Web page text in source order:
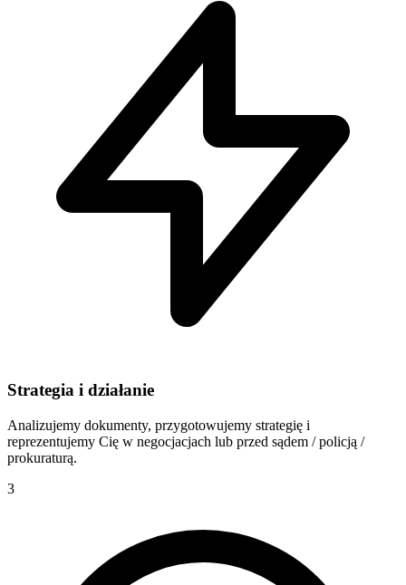
Strategia i działanie
Analizujemy dokumenty, przygotowujemy strategię i
reprezentujemy Cię w negocjacjach lub przed sądem / policją /
prokuraturą.
3